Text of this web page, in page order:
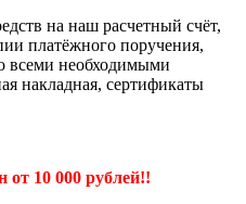
на наш расчетный счёт,
платёжного поручения,
всеми необходимыми
накладная, сертификаты
10 000 рублей!!